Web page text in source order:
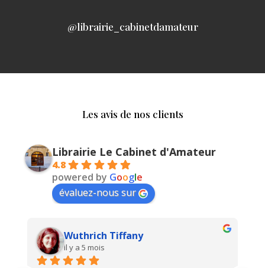
@librairie_cabinetdamateur
Les avis de nos clients
Librairie Le Cabinet d'Amateur
4.8
powered by Google
évaluez-nous sur
Wuthrich Tiffany
il y a 5 mois